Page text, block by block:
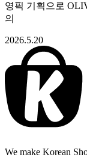
영픽 기획으로
의
2026.5.20
We make Korean